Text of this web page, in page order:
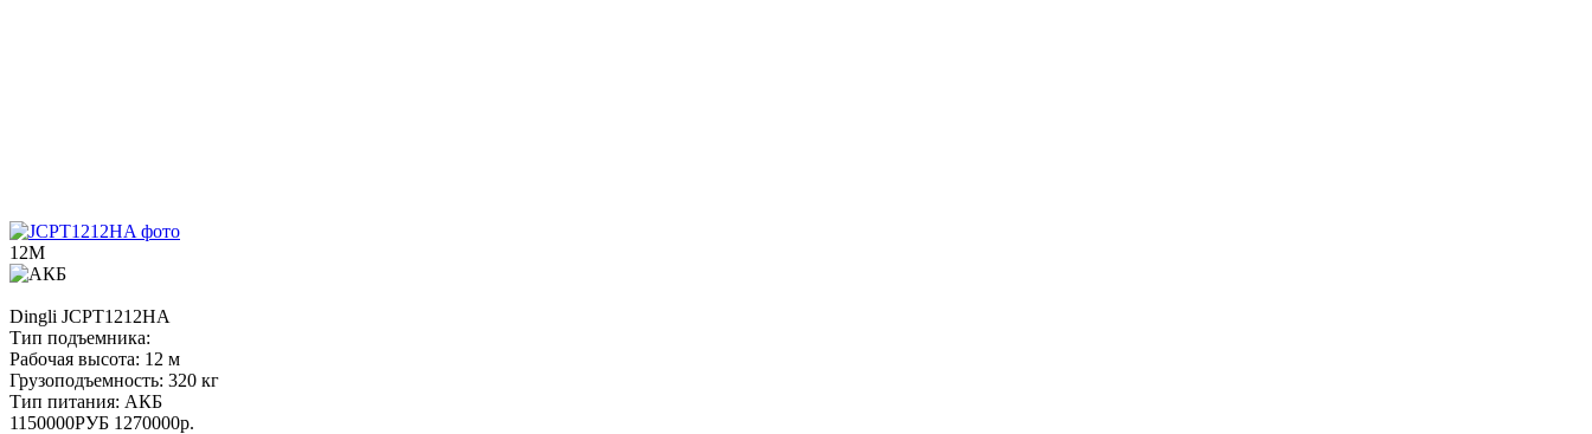
12М
Dingli JCPT1212HA
Тип подъемника:
Рабочая высота: 12 м
Грузоподъемность: 320 кг
Тип питания: АКБ
1150000РУБ 1270000р.